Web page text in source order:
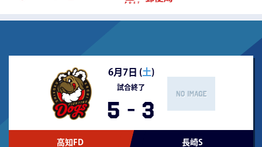
6月7日 (土)
試合終了
5 - 3
高知FD 長崎S